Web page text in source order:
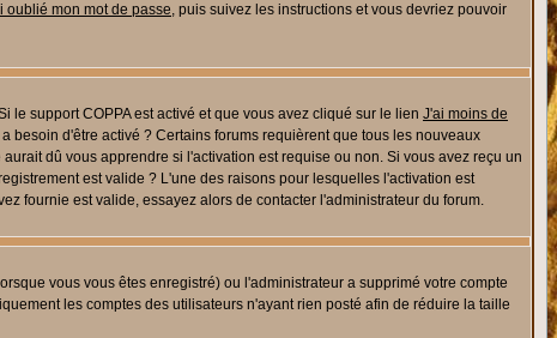
oublié mon mot de passe, puis suivez les instructions et vous devriez pouvoir
le support COPPA est activé et que vous avez cliqué sur le lien J'ai moins de
besoin d'être activé ? Certains forums requièrent que tous les nouveaux
dû vous apprendre si l'activation est requise ou non. Si vous avez reçu un
est valide ? L'une des raisons pour lesquelles l'activation est
fournie est valide, essayez alors de contacter l'administrateur du forum.
vous vous êtes enregistré) ou l'administrateur a supprimé votre compte
les comptes des utilisateurs n'ayant rien posté afin de réduire la taille